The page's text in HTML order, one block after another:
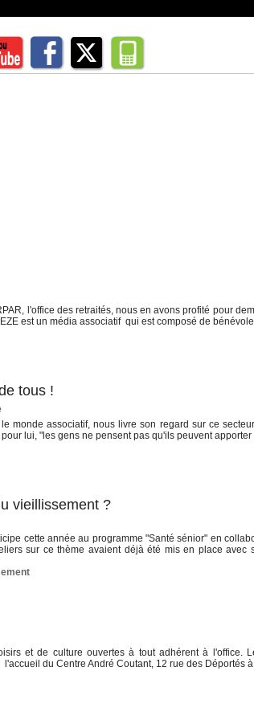
l'office des retraités, nous en avons profité pour
est un média associatif qui est composé de
tous !
monde associatif, nous livre son regard sur ce
lui, "les gens ne pensent pas qu'ils peuvent
vieillissement ?
cette année au programme "Santé sénior" en
sur ce thème avaient déjà été mis en place avec
et de culture ouvertes à tout adhérent à l'office.
du Centre André Coutant, 12 rue des Déportés